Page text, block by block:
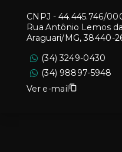
CNPJ - 44.445.746/
Rua Antônio Lemos
Araguari/MG, 38440-
(34) 3249-0430
(34) 98897-5948
Ver e-mail